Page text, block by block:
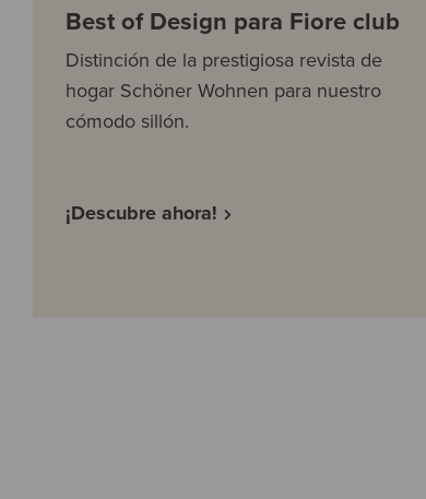
Best of Design para Fiore club
Distinción de la prestigiosa revista de
hogar Schöner Wohnen para nuestro
cómodo sillón.
¡Descubre ahora!